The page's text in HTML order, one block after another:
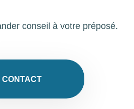
conseil à votre préposé.
CONTACT